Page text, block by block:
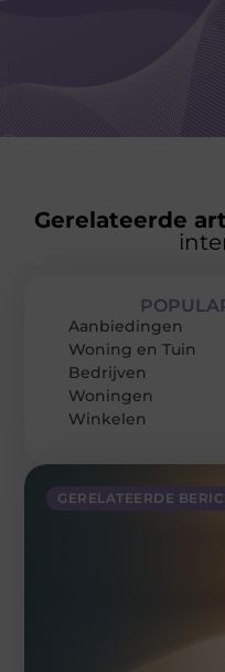
Gerelateerde
GERELATEERDE
Aanbiedingen
Woning en Tuin
Bedrijven
Woningen
Winkelen